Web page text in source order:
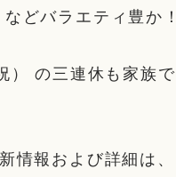
どバラエティ豊か！
） の三連休も家族で
情報および詳細は、